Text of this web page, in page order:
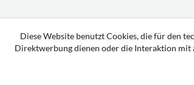
Diese Website benutzt Cookies, die für den
Direktwerbung dienen oder die Interaktion mit